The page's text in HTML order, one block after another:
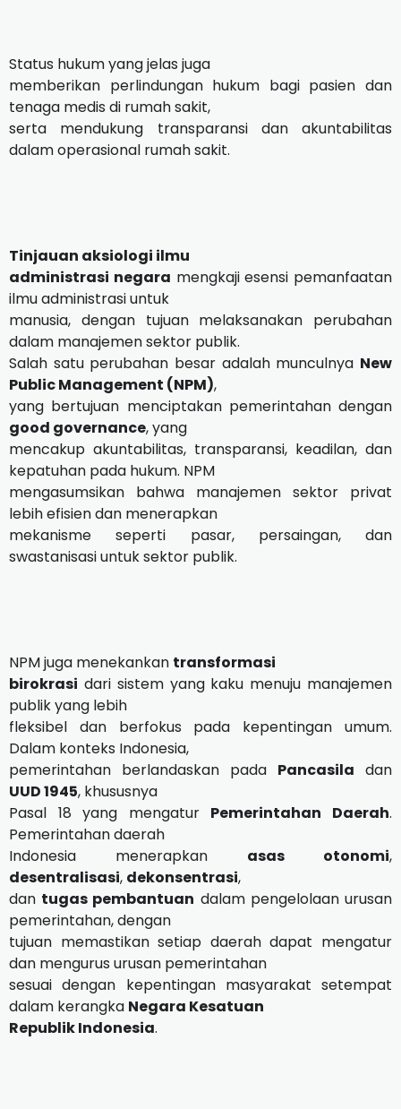
Status hukum yang jelas juga
memberikan perlindungan hukum bagi pasien dan
tenaga medis di rumah sakit,
serta mendukung transparansi dan akuntabilitas
dalam operasional rumah sakit.
Tinjauan aksiologi ilmu
administrasi negara mengkaji esensi pemanfaatan
ilmu administrasi untuk
manusia, dengan tujuan melaksanakan perubahan
dalam manajemen sektor publik.
Salah satu perubahan besar adalah munculnya New
Public Management (NPM),
yang bertujuan menciptakan pemerintahan dengan
good governance, yang
mencakup akuntabilitas, transparansi, keadilan, dan
kepatuhan pada hukum. NPM
mengasumsikan bahwa manajemen sektor privat
lebih efisien dan menerapkan
mekanisme seperti pasar, persaingan, dan
swastanisasi untuk sektor publik.
NPM juga menekankan transformasi
birokrasi dari sistem yang kaku menuju manajemen
publik yang lebih
fleksibel dan berfokus pada kepentingan umum.
Dalam konteks Indonesia,
pemerintahan berlandaskan pada Pancasila dan
UUD 1945, khususnya
Pasal 18 yang mengatur Pemerintahan Daerah.
Pemerintahan daerah
Indonesia menerapkan asas otonomi,
desentralisasi, dekonsentrasi,
dan tugas pembantuan dalam pengelolaan urusan
pemerintahan, dengan
tujuan memastikan setiap daerah dapat mengatur
dan mengurus urusan pemerintahan
sesuai dengan kepentingan masyarakat setempat
dalam kerangka Negara Kesatuan
Republik Indonesia.